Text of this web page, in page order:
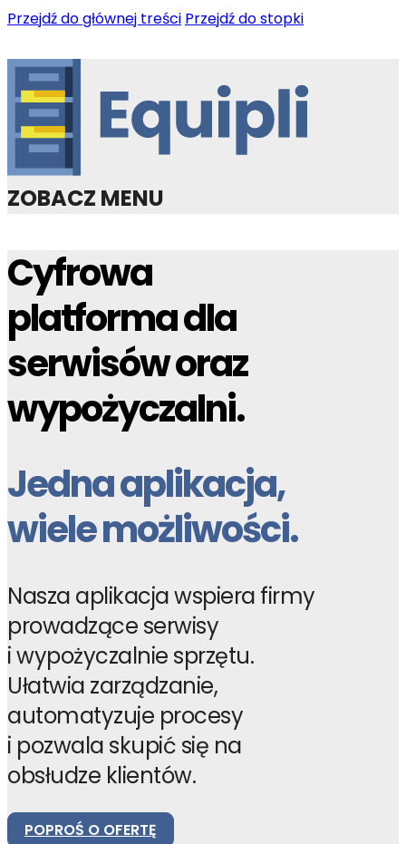
Przejdź do głównej treści Przejdź do stopki
ZOBACZ MENU
Cyfrowa
platforma dla
serwisów oraz
wypożyczalni.
Jedna aplikacja,
wiele możliwości.
Nasza aplikacja wspiera firmy
prowadzące serwisy
i wypożyczalnie sprzętu.
Ułatwia zarządzanie,
automatyzuje procesy
i pozwala skupić się na
obsłudze klientów.
POPROŚ O OFERTĘ